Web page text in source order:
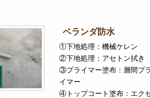
ベランダ防水
①下地処理：機械ケレン
②下地処理：アセトン拭き
③プライマー塗布：層間プ
イマー
④トップコート塗布：エク